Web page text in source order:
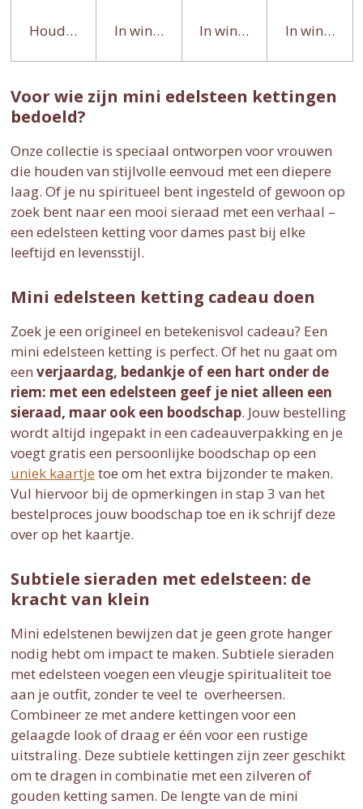
Houd mij op de hoogte
In winkelwagenIn winkelwagen
In
Voor wie zijn mini edelsteen kettingen
bedoeld?
Onze collectie is speciaal ontworpen voor vrouwen
die houden van stijlvolle eenvoud met een diepere
laag. Of je nu spiritueel bent ingesteld of gewoon op
zoek bent naar een mooi sieraad met een verhaal –
een edelsteen ketting voor dames past bij elke
leeftijd en levensstijl.
Mini edelsteen ketting cadeau doen
Zoek je een origineel en betekenisvol cadeau? Een
mini edelsteen ketting is perfect. Of het nu gaat om
een verjaardag, bedankje of een hart onder de
riem: met een edelsteen geef je niet alleen een
sieraad, maar ook een boodschap. Jouw bestelling
wordt altijd ingepakt in een cadeauverpakking en je
voegt gratis een persoonlijke boodschap op een
uniek kaartje toe om het extra bijzonder te maken.
Vul hiervoor bij de opmerkingen in stap 3 van het
bestelproces jouw boodschap toe en ik schrijf deze
over op het kaartje.
Subtiele sieraden met edelsteen: de
kracht van klein
Mini edelstenen bewijzen dat je geen grote hanger
nodig hebt om impact te maken. Subtiele sieraden
met edelsteen voegen een vleugje spiritualiteit toe
aan je outfit, zonder te veel te overheersen.
Combineer ze met andere kettingen voor een
gelaagde look of draag er één voor een rustige
uitstraling. Deze subtiele kettingen zijn zeer geschikt
om te dragen in combinatie met een zilveren of
gouden ketting samen. De lengte van de mini